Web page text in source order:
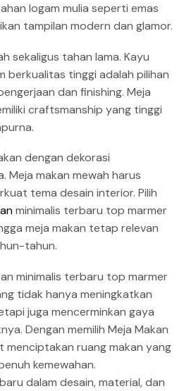
logam mulia seperti emas
tampilan modern dan glamor.
sekaligus tahan lama. Kayu
berkualitas tinggi adalah pilihan
dan finishing. Meja
craftsmanship yang tinggi
dengan dekorasi
Meja makan mewah harus
tema desain interior. Pilih
minimalis terbaru top marmer
meja makan tetap relevan
tahun.
minimalis terbaru top marmer
tidak hanya meningkatkan
juga mencerminkan gaya
Dengan memilih Meja Makan
ruang makan yang
kemewahan.
dalam desain, material, dan